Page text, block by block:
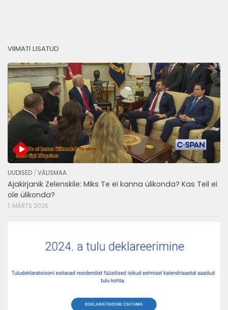
VIIMATI LISATUD
UUDISED / VÄLISMAA
Ajakirjanik Zelenskile: Miks Te ei kanna ülikonda? Kas Teil ei
ole ülikonda?
1. MÄRTS 2025